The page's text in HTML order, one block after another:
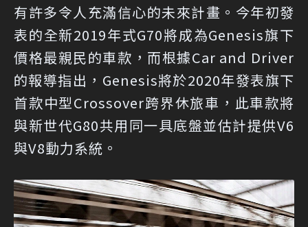
有許多令人充滿信心的未來計畫。今年初發
表的全新2019年式G70將成為Genesis旗下
價格最親民的車款，而根據Car and Driver
的報導指出，Genesis將於2020年發表旗下
首款中型Crossover跨界休旅車，此車款將
與新世代G80共用同一具底盤並估計提供V6
與V8動力系統。